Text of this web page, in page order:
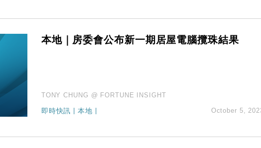
本地｜房委會公布新一期居屋電腦攬珠結果
TONY CHUNG @ FORTUNE INSIGHT
即時快訊 |本地 | October 5,